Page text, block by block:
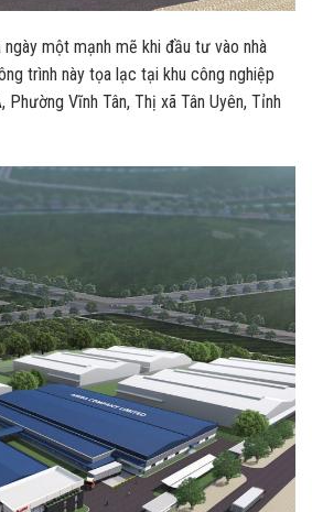
một mạnh mẽ khi đầu tư vào nhà
trình này tọa lạc tại khu công nghiệp
Vĩnh Tân, Thị xã Tân Uyên, Tỉnh